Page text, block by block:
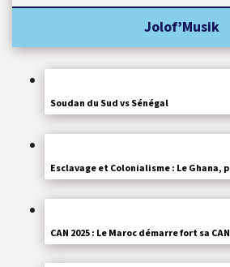
Soudan du Sud vs Sénégal
Esclavage et Colonialisme : Le Ghana,
CAN 2025 : Le Maroc démarre fort sa CAN
Jolof’Musik